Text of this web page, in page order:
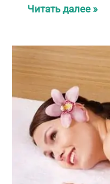
Солнечные
пляжного
отдыха
посвящается
Читать далее »